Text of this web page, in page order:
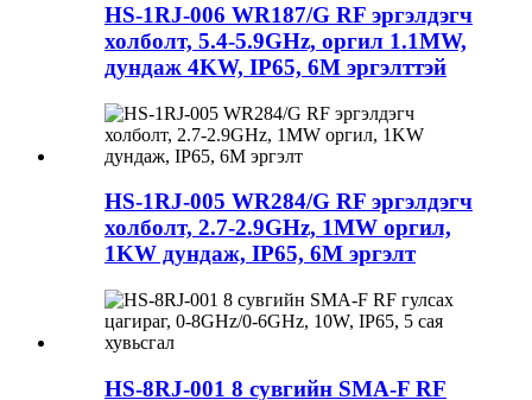
HS-1RJ-006 WR187/G RF эргэлдэгч
холболт, 5.4-5.9GHz, оргил 1.1MW,
дундаж 4KW, IP65, 6M эргэлттэй
HS-1RJ-005 WR284/G RF эргэлдэгч
холболт, 2.7-2.9GHz, 1MW оргил,
1KW дундаж, IP65, 6M эргэлт
HS-8RJ-001 8 сувгийн SMA-F RF